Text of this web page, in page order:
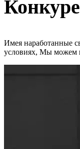
Имея наработанные
условиях, Мы можем